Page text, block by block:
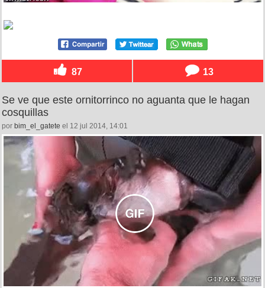
87 13
Se ve que este ornitorrinco no aguanta que le hagan
cosquillas
por bim_el_gatete el 12 jul 2014, 14:01